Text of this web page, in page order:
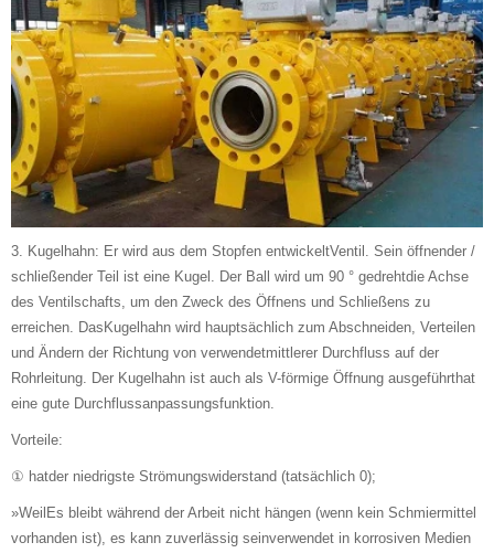
3. Kugelhahn: Er wird aus dem Stopfen entwickeltVentil. Sein öffnender /
schließender Teil ist eine Kugel. Der Ball wird um 90 ° gedrehtdie Achse
des Ventilschafts, um den Zweck des Öffnens und Schließens zu
erreichen. DasKugelhahn wird hauptsächlich zum Abschneiden, Verteilen
und Ändern der Richtung von verwendetmittlerer Durchfluss auf der
Rohrleitung. Der Kugelhahn ist auch als V-förmige Öffnung ausgeführthat
eine gute Durchflussanpassungsfunktion.
Vorteile:
① hatder niedrigste Strömungswiderstand (tatsächlich 0);
»WeilEs bleibt während der Arbeit nicht hängen (wenn kein Schmiermittel
vorhanden ist), es kann zuverlässig seinverwendet in korrosiven Medien